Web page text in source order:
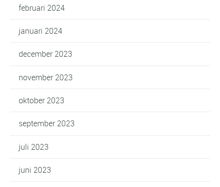
februari 2024
januari 2024
december 2023
november 2023
oktober 2023
september 2023
juli 2023
juni 2023